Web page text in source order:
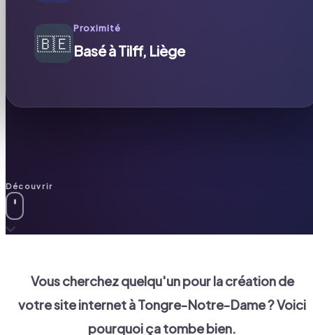
🇧🇪
Proximité
Basé à Tilff, Liège
Découvrir
Vous cherchez quelqu'un pour la création de
votre site internet àTongre-Notre-Dame? Voici
pourquoi ça tombe bien.